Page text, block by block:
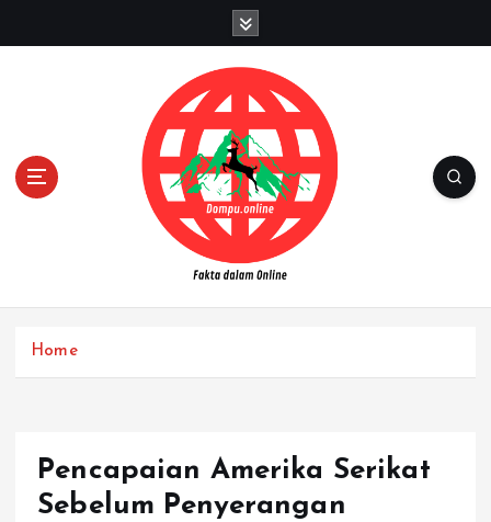
Fakta dalam Online
Home
Pencapaian Amerika Serikat
Sebelum Penyerangan